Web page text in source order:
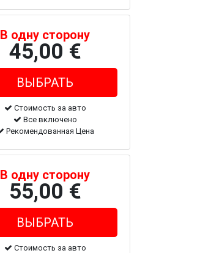
В одну сторону
45,00 €
Стоимость за авто
Все включено
Рекомендованная Цена
В одну сторону
55,00 €
Стоимость за авто